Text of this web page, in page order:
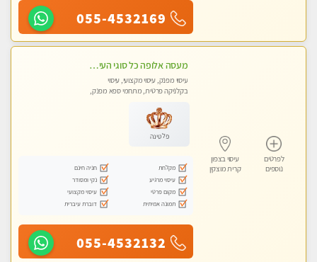
055-4532169
לפרטים
נוספים
עיסוי בצפון
קרית מוצקין
מעסה אלופה כל סוגי העיסויים מעסה מקצועית ואיכותית פרטי!!!
עיסוי מפנק, עיסוי מקצועי, עיסוי
בקלניקה פרטית, מתחמי ספא מפנק,
פלטינה
מקלחת
חניה חינם
עיסוי מרגיע
נקי ומסודר
מקום פרטי
עיסוי מקצועי
תמונה אמיתית
דוברת עיברית
055-4532132